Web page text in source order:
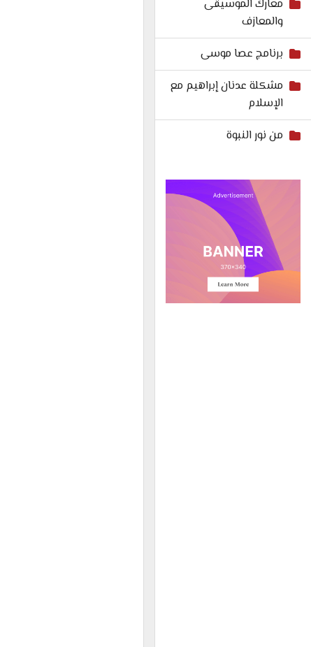
معارك الموسيقى
والمعازف
برنامج عصا موسى
مشكلة عدنان إبراهيم مع
الإسلام
من نور النبوة